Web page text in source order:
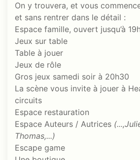
On y trouvera, et vous
et sans rentrer dans le détail :
Espace famille, ouvert jusqu’à
Jeux sur table
Table à jouer
Jeux de rôle
Gros jeux samedi soir à 20h30
La scène vous invite à jouer à
circuits
Espace restauration
Espace Auteurs / Autrices
Thomas,...)
Escape game